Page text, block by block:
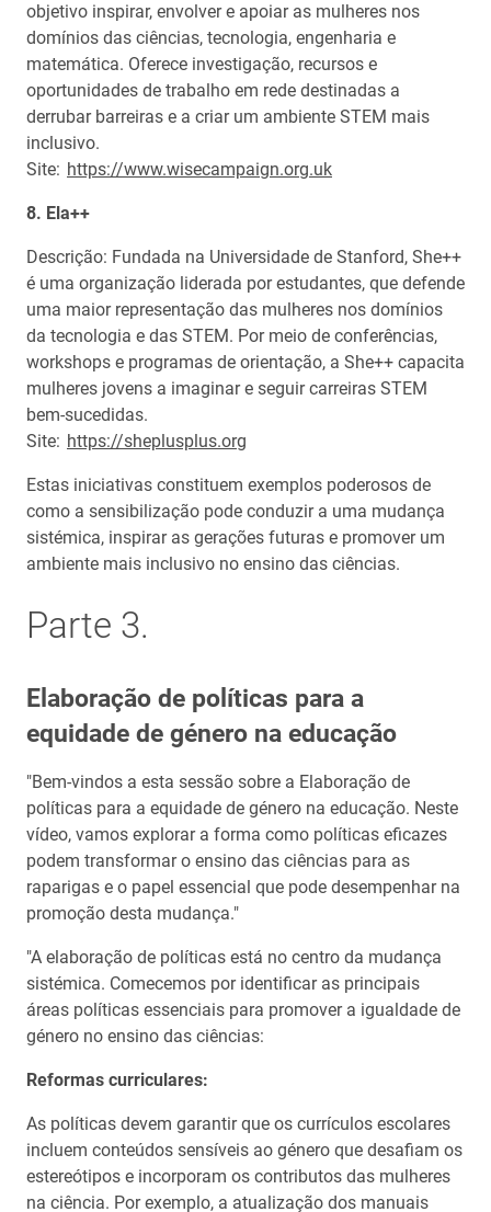
objetivo inspirar, envolver e apoiar as mulheres nos
domínios das ciências, tecnologia, engenharia e
matemática. Oferece investigação, recursos e
oportunidades de trabalho em rede destinadas a
derrubar barreiras e a criar um ambiente STEM mais
inclusivo.
Site: https://www.wisecampaign.org.uk
8. Ela++
Descrição: Fundada na Universidade de Stanford, She++
é uma organização liderada por estudantes, que defende
uma maior representação das mulheres nos domínios
da tecnologia e das STEM. Por meio de conferências,
workshops e programas de orientação, a She++ capacita
mulheres jovens a imaginar e seguir carreiras STEM
bem-sucedidas.
Site: https://sheplusplus.org
Estas iniciativas constituem exemplos poderosos de
como a sensibilização pode conduzir a uma mudança
sistémica, inspirar as gerações futuras e promover um
ambiente mais inclusivo no ensino das ciências.
Parte 3.
Elaboração de políticas para a
equidade de género na educação
"Bem-vindos a esta sessão sobre a Elaboração de
políticas para a equidade de género na educação. Neste
vídeo, vamos explorar a forma como políticas eficazes
podem transformar o ensino das ciências para as
raparigas e o papel essencial que pode desempenhar na
promoção desta mudança."
"A elaboração de políticas está no centro da mudança
sistémica. Comecemos por identificar as principais
áreas políticas essenciais para promover a igualdade de
género no ensino das ciências:
Reformas curriculares:
As políticas devem garantir que os currículos escolares
incluem conteúdos sensíveis ao género que desafiam os
estereótipos e incorporam os contributos das mulheres
na ciência. Por exemplo, a atualização dos manuais